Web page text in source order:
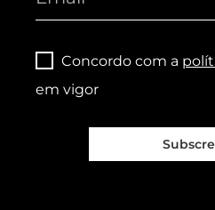
Concordo com a
em vigor